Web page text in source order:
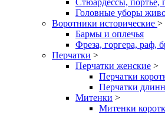
Стюардессы, портье,
Головные уборы
Воротники исторические >
Бармы и оплечья
Фреза, горгера, раф,
Перчатки >
Перчатки женские >
Перчатки
Перчатки
Митенки >
Митенки